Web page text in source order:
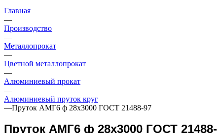
Главная
—
Производство
—
Металлопрокат
—
Цветной металлопрокат
—
Алюминиевый прокат
—
Алюминиевый пруток круг
—Пруток АМГ6 ф 28х3000 ГОСТ 21488-97
Пруток АМГ6 ф 28х3000 ГОСТ 21488-